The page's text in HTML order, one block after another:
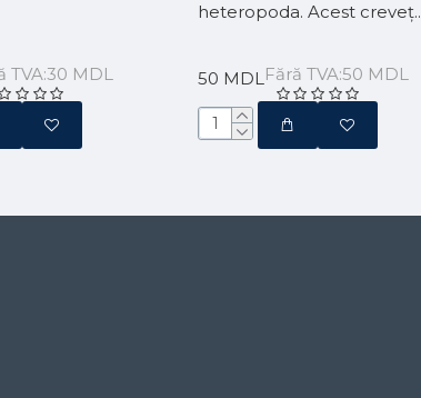
TVA:30 MDL
heteropoda. Acest creveț..
50 MDLFără TVA:50 MDL